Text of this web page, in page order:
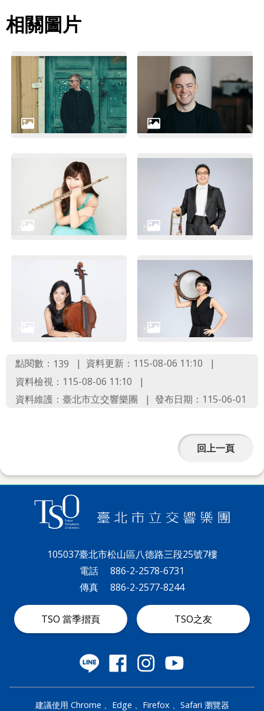
相關圖片
點閱數： 139
資料更新：115-08-06 11:10
資料檢視：115-08-06 11:10
資料維護：臺北市立交響樂團
發布日期：115-06-01
回上一頁
105037臺北市松山區八德路三段25號7樓
電話
886-2-2578-6731
傳真
886-2-2577-8244
TSO 當季摺頁 TSO之友
建議使用 Chrome 、Edge 、Firefox 、Safari 瀏覽器